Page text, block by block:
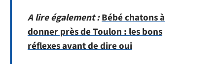
A lire également :Bébé chatons à
donner près de Toulon : les bons
réflexes avant de dire oui